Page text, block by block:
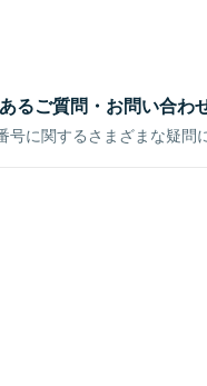
るご質問・お問い合わ
号に関するさまざまな疑問